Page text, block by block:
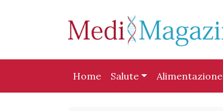
Home Salute Alimentazione